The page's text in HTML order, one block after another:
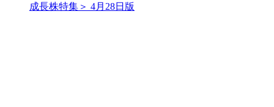
成長株特集＞ 4月28日版